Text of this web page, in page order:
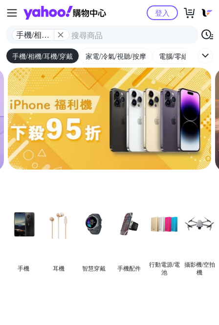
Yahoo購物中心
手機/相機/
耳機/穿戴
登入
手機/相機/耳機/穿戴 家電/冷氣/視聽/按摩 電腦/零組件/週邊/
手機 耳機 智慧穿戴 手機配件
行動電源/電
池
攝影機/空拍
機